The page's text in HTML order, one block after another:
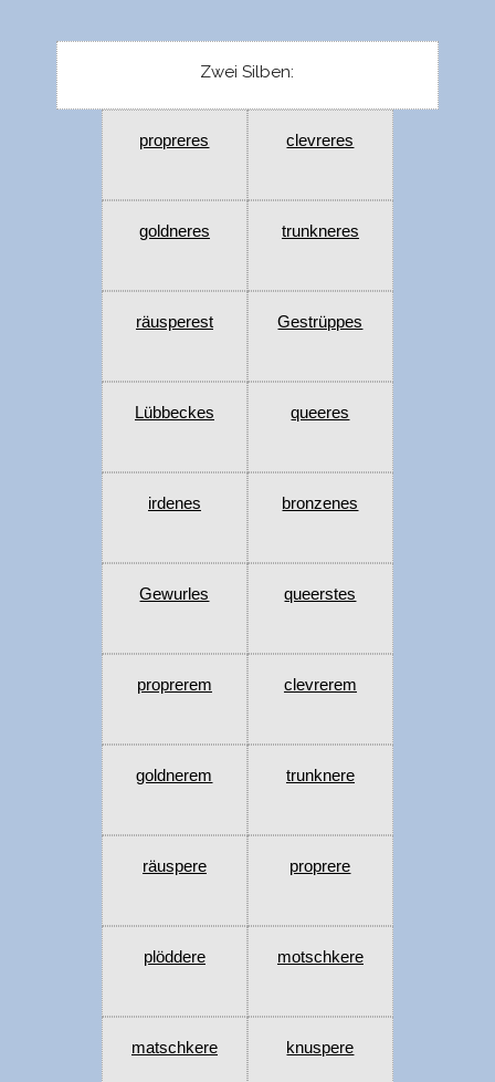
Zwei Silben:
propreres clevreres
goldneres trunkneres
räusperest Gestrüppes
Lübbeckes queeres
irdenes bronzenes
Gewurles queerstes
proprerem clevrerem
goldnerem trunknere
räuspere proprere
plöddere motschkere
matschkere knuspere